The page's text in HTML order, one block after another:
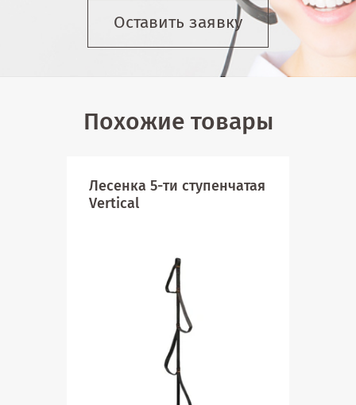
Оставить заявку
Похожие товары
Лесенка 5-ти ступенчатая
Vertical